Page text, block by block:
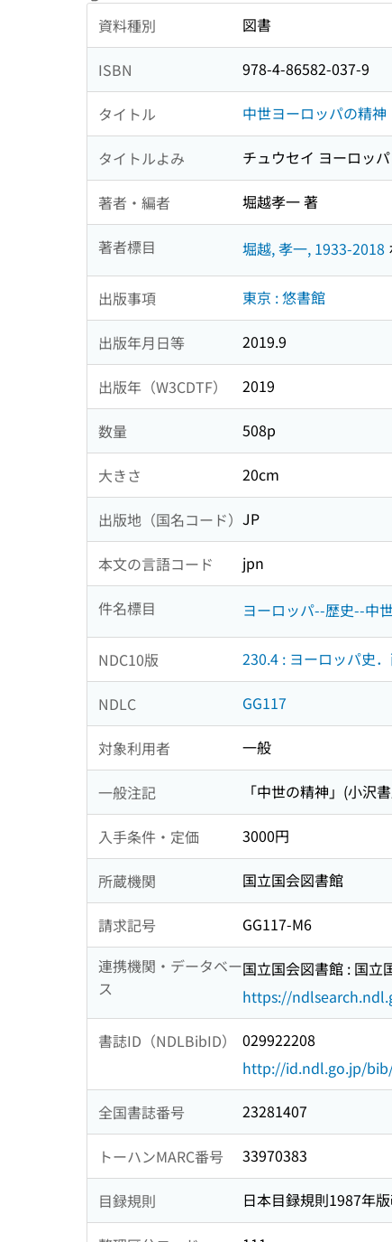
資料種別 図書
ISBN 978-4-86582-037-9
タイトル 中世ヨーロッパの精神
タイトルよみ チュウセイ ヨーロッ
著者・編者 堀越孝一 著
著者標目 堀越, 孝一, 1933-2018
出版事項 東京 : 悠書館
出版年月日等 2019.9
出版年（W3CDTF） 2019
数量 508p
大きさ 20cm
出版地（国名コード） JP
本文の言語コード jpn
件名標目 ヨーロッパ--歴史--中
NDC10版 230.4 : ヨーロッパ史
NDLC GG117
対象利用者 一般
一般注記 「中世の精神」(小沢
入手条件・定価 3000円
所蔵機関 国立国会図書館
請求記号
GG117-M6
連携機関・データベー
ス
国立国会図書館 : 国立
https://
書誌ID（NDLBibID）
029922208
http://id.ndl.go.jp/
全国書誌番号 23281407
トーハンMARC番号 33970383
目録規則 日本目録規則1987年